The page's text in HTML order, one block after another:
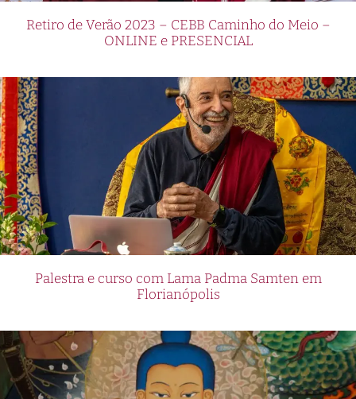
Retiro de Verão 2023 – CEBB Caminho do Meio –
ONLINE e PRESENCIAL
Palestra e curso com Lama Padma Samten em
Florianópolis